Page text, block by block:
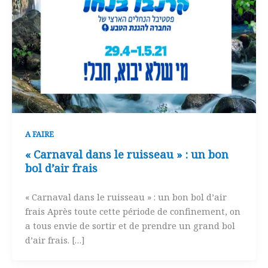
A FAIRE
« Carnaval dans le ruisseau » : un bon
bol d’air frais
« Carnaval dans le ruisseau » : un bon bol d’air
frais Après toute cette période de confinement, on
a tous envie de sortir et de prendre un grand bol
d’air frais. […]